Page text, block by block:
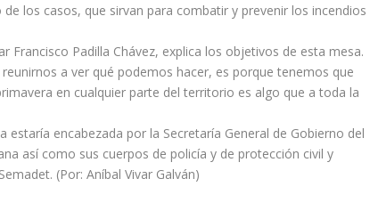
los casos, que sirvan para combatir y prevenir los incendios
Francisco Padilla Chávez, explica los objetivos de esta mesa.
a ver qué podemos hacer, es porque tenemos que
en cualquier parte del territorio es algo que a toda la
encabezada por la Secretaría General de Gobierno del
así como sus cuerpos de policía y de protección civil y
(Por: Aníbal Vivar Galván)